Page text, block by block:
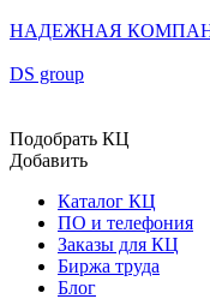
НАДЕЖНАЯ
DS group
Подобрать КЦ
Добавить
Каталог КЦ
ПО и телефония
Заказы для КЦ
Биржа труда
Блог